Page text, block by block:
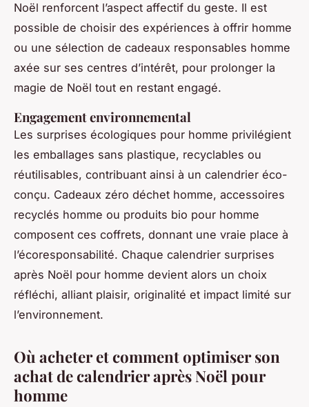
Noël renforcent l’aspect affectif du geste. Il est
possible de choisir des expériences à offrir homme
ou une sélection de cadeaux responsables homme
axée sur ses centres d’intérêt, pour prolonger la
magie de Noël tout en restant engagé.
Engagement environnemental
Les surprises écologiques pour homme privilégient
les emballages sans plastique, recyclables ou
réutilisables, contribuant ainsi à un calendrier éco-
conçu. Cadeaux zéro déchet homme, accessoires
recyclés homme ou produits bio pour homme
composent ces coffrets, donnant une vraie place à
l’écoresponsabilité. Chaque calendrier surprises
après Noël pour homme devient alors un choix
réfléchi, alliant plaisir, originalité et impact limité sur
l’environnement.
Où acheter et comment optimiser son
achat de calendrier après Noël pour
homme